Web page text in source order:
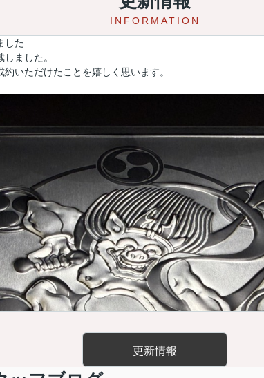
INFORMATION
した
ました。
いただけたことを嬉しく思います。
更新情報